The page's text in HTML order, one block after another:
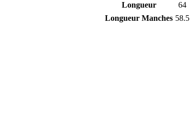
Longueur
64
Longueur Manches 58.5